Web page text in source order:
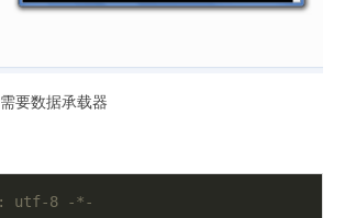
要数据承载器
utf-8 -*-